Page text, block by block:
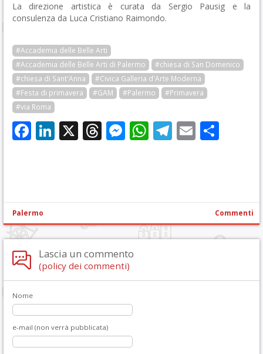
La direzione artistica è curata da Sergio Pausig e la
consulenza da Luca Cristiano Raimondo.
#Accademia delle Belle Arti
#Accademia delle Belle Arti di Palermo
#chiesa di San Domenico
#chiesa di Sant'Anna
#Civica Galleria d'Arte Moderna
#Festa di primavera
#GAM #Palermo
#Primavera
#via Roma
Facebook
LinkedIn
X Threads
Messenger
WhatsApp
Telegram
Email
Palermo Commenti
Lascia un commento
(policy dei commenti)
Nome
e-mail (non verrà pubblicata)